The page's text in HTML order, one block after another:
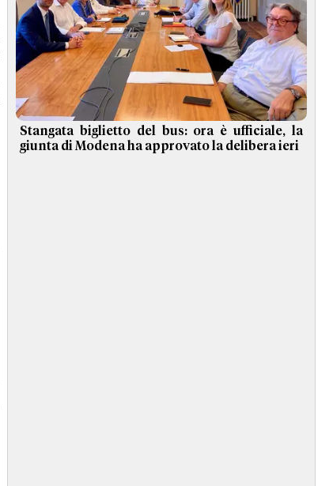
Stangata biglietto del bus: ora è ufficiale, la
giunta di Modena ha approvato la delibera ieri